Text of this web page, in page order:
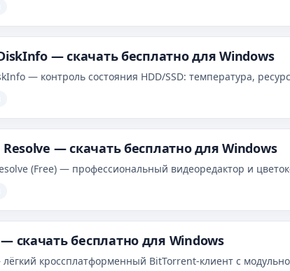
— скачать бесплатно для Windows
— контроль состояния HDD/SSD: температура,
Resolve — скачать бесплатно для Windows
(Free) — профессиональный видеоредактор и
скачать бесплатно для Windows
кроссплатформенный BitTorrent‑клиент с